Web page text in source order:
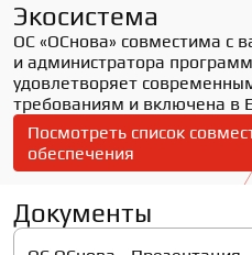
Экосистема
ОС «ОСнова» совместима с
и администратора
удовлетворяет
требованиям и включена в
Посмотреть список
обеспечения
Документы